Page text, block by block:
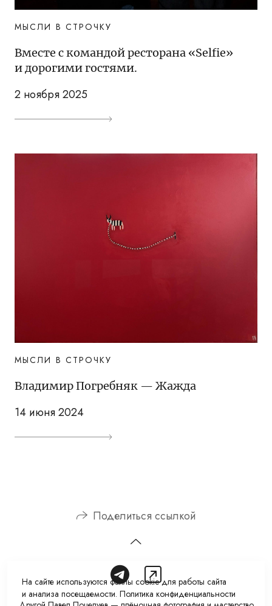
МЫСЛИ В СТРОЧКУ
Вместе с командой ресторана «Selfie»
и дорогими гостями.
2 ноября 2025
МЫСЛИ В СТРОЧКУ
Владимир Погребняк — Жажда
14 июня 2024
Поделиться ссылкой
На сайте используются файлы cookie для работы сайта
и анализа посещаемости. Политика конфиденциальности